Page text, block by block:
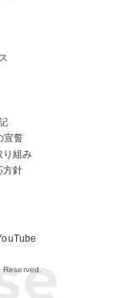
宣誓
り組み
方針